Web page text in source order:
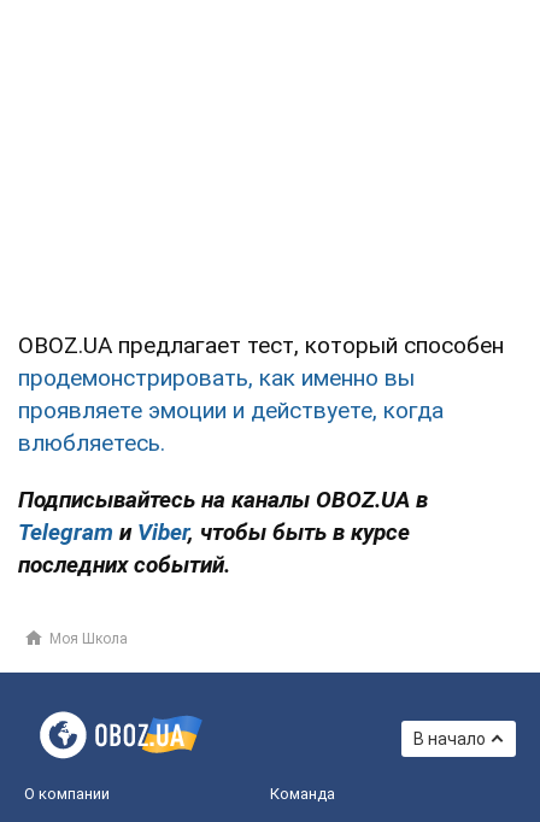
OBOZ.UA предлагает тест, который способен
продемонстрировать, как именно вы
проявляете эмоции и действуете, когда
влюбляетесь.
Подписывайтесь на каналы OBOZ.UA в
Telegram и Viber, чтобы быть в курсе
последних событий.
Моя Школа
В начало
О компании Команда